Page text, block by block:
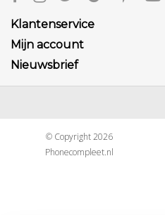
Klantenservice
Mijn account
Nieuwsbrief
© Copyright 2026
Phonecompleet.nl